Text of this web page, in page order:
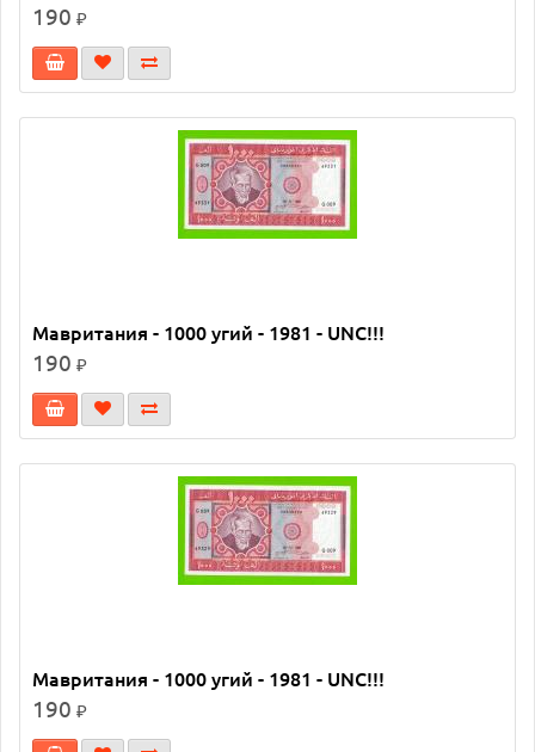
190 ₽
Мавритания - 1000 угий - 1981 - UNC!!!
190 ₽
Мавритания - 1000 угий - 1981 - UNC!!!
190 ₽